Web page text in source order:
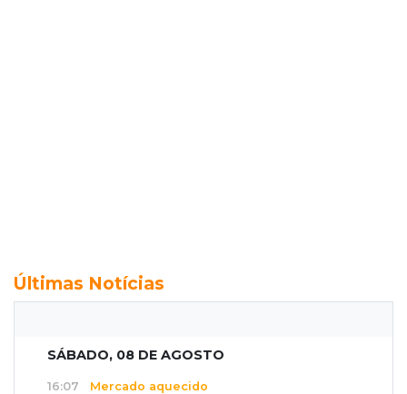
Últimas Notícias
SÁBADO, 08 DE AGOSTO
16:07 Mercado aquecido